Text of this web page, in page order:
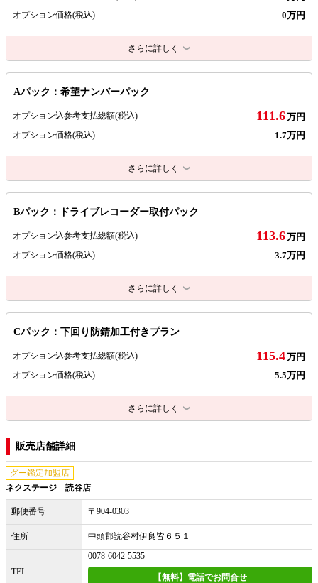
オプション価格(税込) 0万円
さらに詳しく
Aパック：希望ナンバーパック
オプション込参考支払総額(税込) 111.6万円
オプション価格(税込) 1.7万円
さらに詳しく
Bパック：ドライブレコーダー取付パック
オプション込参考支払総額(税込) 113.6万円
オプション価格(税込) 3.7万円
さらに詳しく
Cパック：下回り防錆加工付きプラン
オプション込参考支払総額(税込) 115.4万円
オプション価格(税込) 5.5万円
さらに詳しく
販売店舗詳細
グー鑑定加盟店
ネクステージ 読谷店
郵便番号 〒904-0303
住所 中頭郡読谷村伊良皆６５１
TEL
0078-6042-5535
【無料】電話でお問合せ